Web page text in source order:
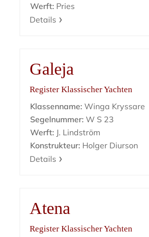
Werft: Pries
Details
Galeja
Register Klassischer Yachten
Klassenname: Winga Kryssare
Segelnummer: W S 23
Werft: J. Lindström
Konstrukteur: Holger Diurson
Details
Atena
Register Klassischer Yachten